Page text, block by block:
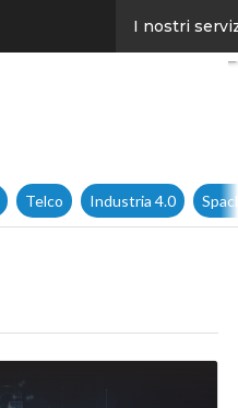
I nostri
Telco Industria 4.0